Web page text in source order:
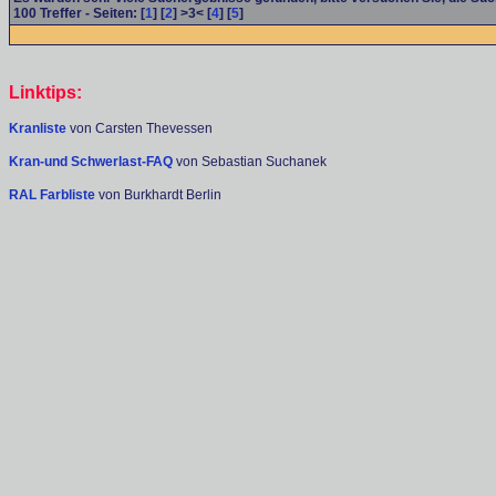
100 Treffer - Seiten: [1] [2] >3< [4] [5]
Linktips:
Kranliste von Carsten Thevessen
Kran-und Schwerlast-FAQ von Sebastian Suchanek
RAL Farbliste von Burkhardt Berlin